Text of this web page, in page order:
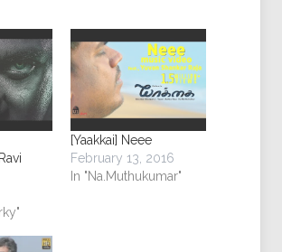
[Yaakkai] Neee
February 13, 2016
In "Na.Muthukumar"